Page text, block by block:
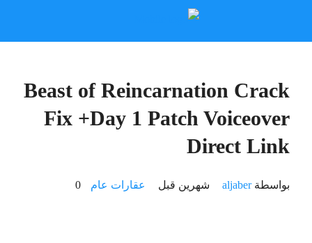
Beast of Reincarnation Crack
Fix +Day 1 Patch Voiceover
Direct Link
بواسطةaljaber ‏شهرين قبل عقارات عام 0